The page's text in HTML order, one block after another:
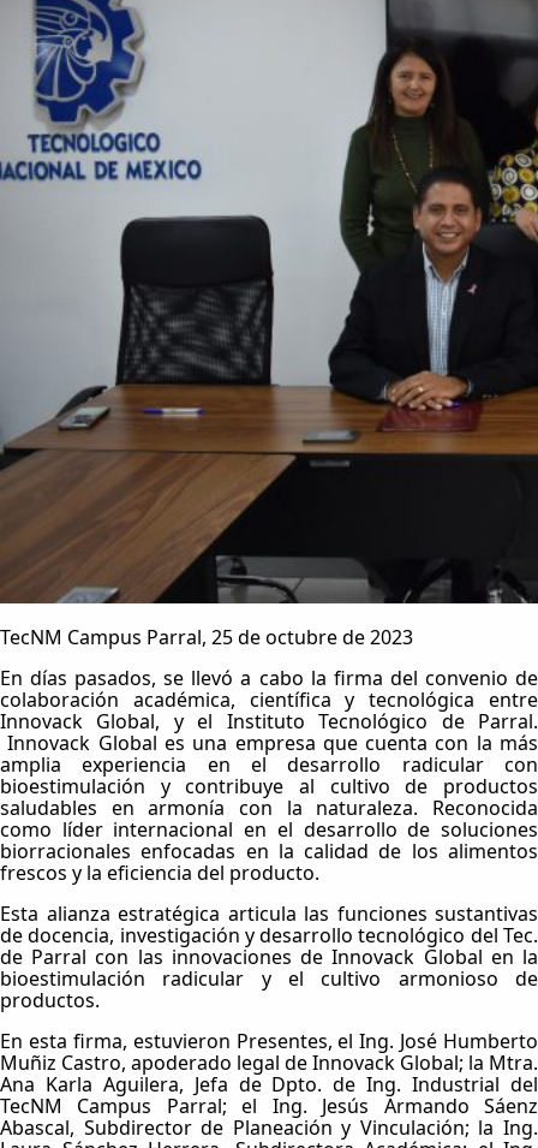
TecNM Campus Parral, 25 de octubre de 2023
En días pasados, se llevó a cabo la firma del convenio de
colaboración académica, científica y tecnológica entre
Innovack Global, y el Instituto Tecnológico de Parral.
Innovack Global es una empresa que cuenta con la más
amplia experiencia en el desarrollo radicular con
bioestimulación y contribuye al cultivo de productos
saludables en armonía con la naturaleza. Reconocida
como líder internacional en el desarrollo de soluciones
biorracionales enfocadas en la calidad de los alimentos
frescos y la eficiencia del producto.
Esta alianza estratégica articula las funciones sustantivas
de docencia, investigación y desarrollo tecnológico del Tec.
de Parral con las innovaciones de Innovack Global en la
bioestimulación radicular y el cultivo armonioso de
productos.
En esta firma, estuvieron Presentes, el Ing. José Humberto
Muñiz Castro, apoderado legal de Innovack Global; la Mtra.
Ana Karla Aguilera, Jefa de Dpto. de Ing. Industrial del
TecNM Campus Parral; el Ing. Jesús Armando Sáenz
Abascal, Subdirector de Planeación y Vinculación; la Ing.